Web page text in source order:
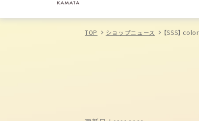
TOP ショップニュース 【SSS】